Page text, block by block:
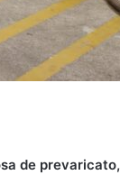
de prevaricato,